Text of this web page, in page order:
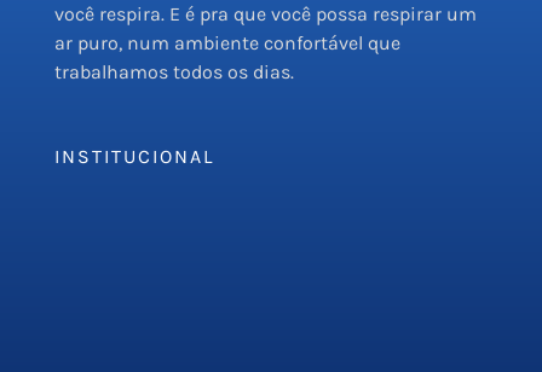
você respira. E é pra que você possa respirar um
ar puro, num ambiente confortável que
trabalhamos todos os dias.
INSTITUCIONAL